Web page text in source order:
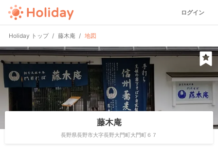
ログイン
Holiday トップ 藤木庵 地図
藤木庵
長野県長野市大字長野大門町大門町６７